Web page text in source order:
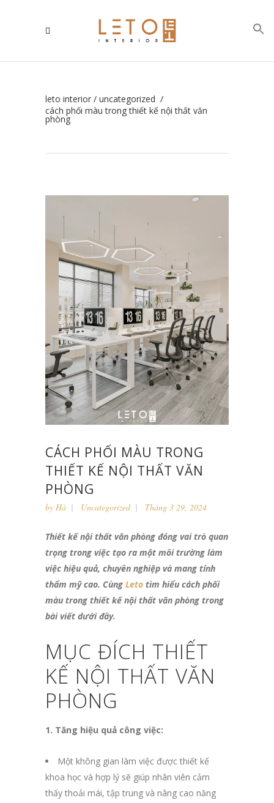
leto interior / uncategorized /
cách phối màu trong thiết kế nội thất văn
phòng
CÁCH PHỐI MÀU TRONG
THIẾT KẾ NỘI THẤT VĂN
PHÒNG
by Hà Uncategorized Tháng 3 29, 2024
Thiết kế nội thất văn phòng đóng vai trò quan
trọng trong việc tạo ra một môi trường làm
việc hiệu quả, chuyên nghiệp và mang tính
thẩm mỹ cao. Cùng Leto tìm hiểu cách phối
màu trong thiết kế nội thất văn phòng trong
bài viết dưới đây.
MỤC ĐÍCH THIẾT
KẾ NỘI THẤT VĂN
PHÒNG
1. Tăng hiệu quả công việc:
Một không gian làm việc được thiết kế
khoa học và hợp lý sẽ giúp nhân viên cảm
thấy thoải mái, tập trung và nâng cao năng